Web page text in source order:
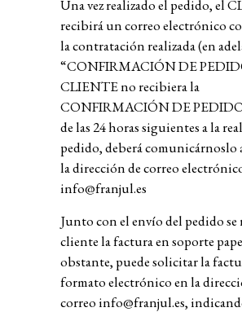
Una vez realizado el pedido, el
recibirá un correo electrónico
la contratación realizada (en
“CONFIRMACIÓN DE
CLIENTE no recibiera la
CONFIRMACIÓN DE PEDIDO
de las 24 horas siguientes a la
pedido, deberá comunicárnoslo
la dirección de correo
info@franjul.es
Junto con el envío del pedido
cliente la factura en soporte
obstante, puede solicitar la
formato electrónico en la
correoinfo@franjul.es,